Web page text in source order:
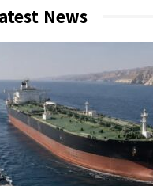
News